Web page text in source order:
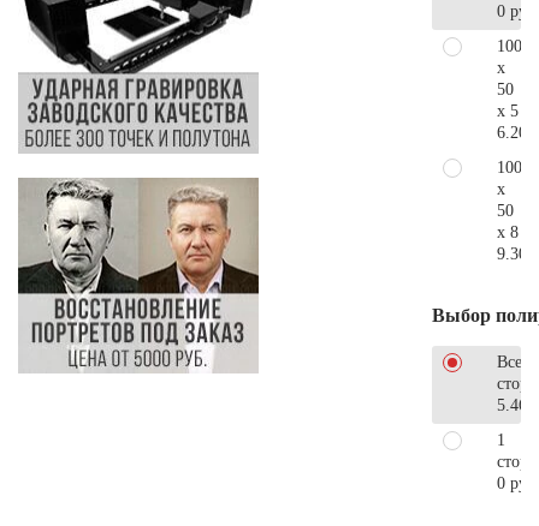
0 руб.
100
x
50
x 5
100
x
50
x 8
Выбор
Все
1
0 руб.